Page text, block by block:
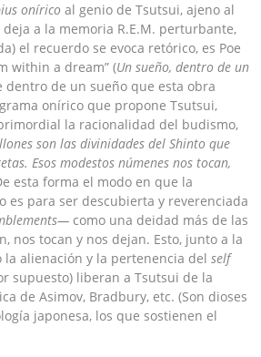
onírico al genio de Tsutsui, ajeno al
a la memoria R.E.M. perturbante,
el recuerdo se evoca retórico, es Poe
within a dream” (Un sueño, dentro de un
dentro de un sueño que esta obra
onírico que propone Tsutsui,
la racionalidad del budismo,
son las divinidades del Shinto que
Esos modestos númenes nos tocan,
esta forma el modo en que la
es para ser descubierta y reverenciada
como una deidad más de las
nos tocan y nos dejan. Esto, junto a la
la alienación y la pertenencia del self
supuesto) liberan a Tsutsui de la
de Asimov, Bradbury, etc. (Son dioses
japonesa, los que sostienen el